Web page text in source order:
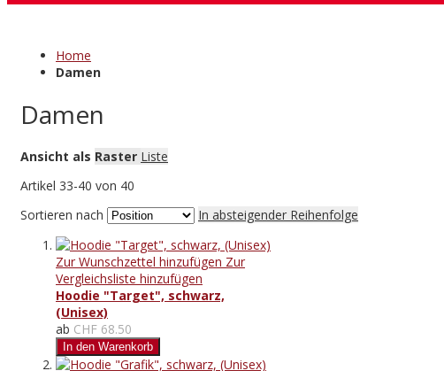
Home
Damen
Damen
Ansicht als Raster Liste
Artikel 33-40 von 40
Sortieren nach
In absteigender Reihenfolge
Zur Wunschzettel hinzufügen Zur
Vergleichsliste hinzufügen
Hoodie "Target", schwarz,
(Unisex)
ab CHF 68.50
In den Warenkorb